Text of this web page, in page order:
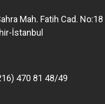
Mah. Fatih Cad.
İstanbul
470 81 48/49